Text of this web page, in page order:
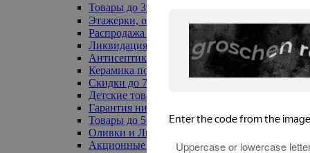
Товары до 399₽
Этажерки, обувницы
Распродажа текстиля до -50%
Ликвидация до -70%
Антисептики
Керамика по 129 руб
Скидки до 70%
Детские товары
Гарантия низкой цены
Товары до 500 руб
Оливки и Лимоны
Акционные товары